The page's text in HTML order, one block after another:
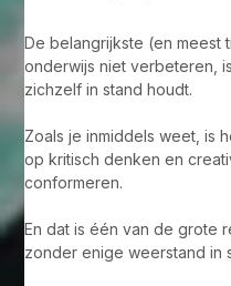
De belangrijkste (en meest
onderwijs niet verbeteren,
zichzelf in stand houdt.
Zoals je inmiddels weet, is
op kritisch denken en
conformeren.
En dat is één van de grote
zonder enige weerstand in